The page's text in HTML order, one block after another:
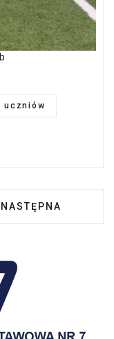
uczniów
DZIEWCZĘTA
NASTĘPNA
NASTĘPNA